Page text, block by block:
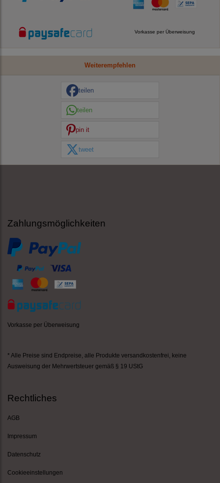
Vorkasse per Überweisung
Weiterempfehlen
teilen
teilen
pin it
tweet
Zahlungsmöglichkeiten
Vorkasse per Überweisung
* Alle Preise sind Endpreise, alle Produkte versandkostenfrei , keine
Ausweisung der Mehrwertsteuer gemäß § 19 UStG
Rechtliches
AGB
Impressum
Datenschutz
Cookieeinstellungen